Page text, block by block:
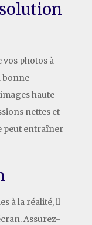
vos photos à
bonne
haute
nettes et
peut entraîner
à la réalité, il
Assurez-